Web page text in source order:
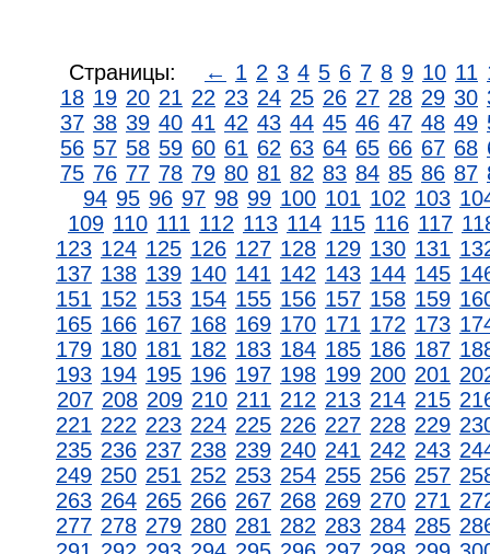
Страницы: ← 1 2 3 4 5 6 7 8 9 10 11
18 19 20 21 22 23 24 25 26 27 28 29 30
37 38 39 40 41 42 43 44 45 46 47 48 49
56 57 58 59 60 61 62 63 64 65 66 67 68
75 76 77 78 79 80 81 82 83 84 85 86 87
94 95 96 97 98 99 100 101 102 103
109 110 111 112 113 114 115 116 117
123 124 125 126 127 128 129 130 131
137 138 139 140 141 142 143 144 145
151 152 153 154 155 156 157 158 159
165 166 167 168 169 170 171 172 173
179 180 181 182 183 184 185 186 187
193 194 195 196 197 198 199 200 201
207 208 209 210 211 212 213 214 215
221 222 223 224 225 226 227 228 229
235 236 237 238 239 240 241 242 243
249 250 251 252 253 254 255 256 257
263 264 265 266 267 268 269 270 271
277 278 279 280 281 282 283 284 285